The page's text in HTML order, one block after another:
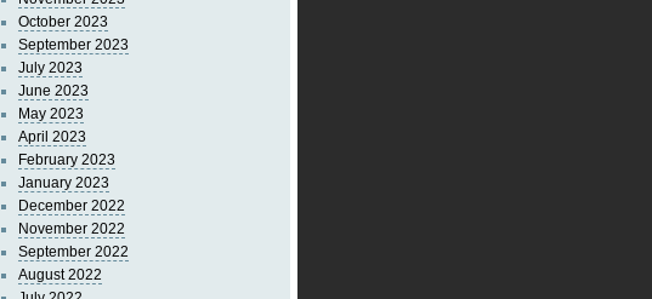
October 2023
September 2023
July 2023
June 2023
May 2023
April 2023
February 2023
January 2023
December 2022
November 2022
September 2022
August 2022